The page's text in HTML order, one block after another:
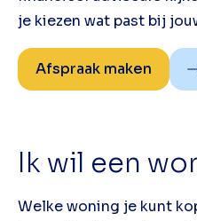
je kiezen wat past bij
Afspraak maken
Ik wil een
Welke woning je kunt